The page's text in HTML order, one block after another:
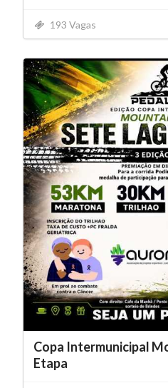
193 Vagas
Copa Intermunicipal
Etapa